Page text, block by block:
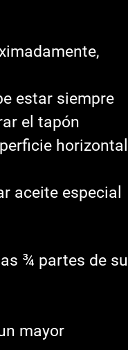
estar siempre
el tapón
horizontal
aceite especial
¾ partes de su
mayor